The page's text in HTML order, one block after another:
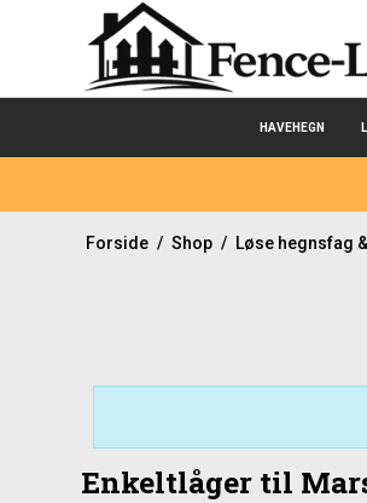
HAVEHEGN
Forside / Shop / Løse hegnsfag
Enkeltlåger til